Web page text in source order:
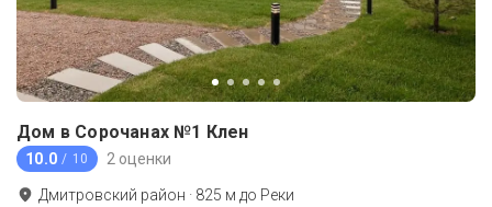
Дом в Сорочанах №1 Клен
10.0 / 10 2 оценки
Дмитровский район · 825 м до Реки